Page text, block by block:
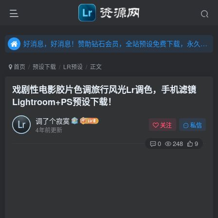
好消息，好消息！赞助钻石会员，全站预设免费下载，永久钻石会员，”送“万元超值资源，内容丰富，容量高达20T，不断更新！点击进入……
好消息，好消息！赞助钻石会员，全站预设免费下载，永久钻石会员，”送“万元超值资源，内容丰富，容量高达20T，不断更新！点击进入……
首页 预设下载 LR预设 正文
戏剧性电影胶片色调旅行风光Lr调色，手机滤镜
Lightroom+PS预设下载！
调了个寂寞
4年前更新
关注 私信
0 248 9